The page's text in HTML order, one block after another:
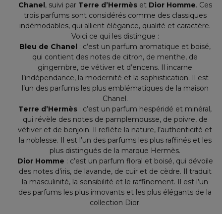
Chanel, suivi par Terre d’Hermèset Dior Homme. Ces
trois parfums sont considérés comme des classiques
indémodables, qui allient élégance, qualité et caractère.
Voici ce qui les distingue :
Bleu de Chanel : c’est un parfum aromatique et boisé,
qui contient des notes de citron, de menthe, de
gingembre, de vétiver et d’encens. Il incarne
l’indépendance, la modernité et la sophistication. Il est
l’un des parfums les plus emblématiques de la maison
Chanel.
Terre d’Hermès : c’est un parfum hespéridé et minéral,
qui révèle des notes de pamplemousse, de poivre, de
vétiver et de benjoin. Il reflète la nature, l’authenticité et
la noblesse. Il est l’un des parfums les plus raffinés et les
plus distingués de la marque Hermès.
Dior Homme : c’est un parfum floral et boisé, qui dévoile
des notes d’iris, de lavande, de cuir et de cèdre. Il traduit
la masculinité, la sensibilité et le raffinement. Il est l’un
des parfums les plus innovants et les plus élégants de la
collection Dior.